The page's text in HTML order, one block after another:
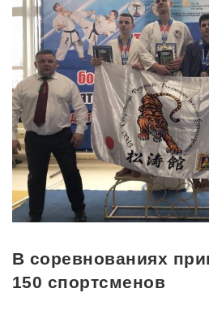
В соревнованиях
150 спортсменов